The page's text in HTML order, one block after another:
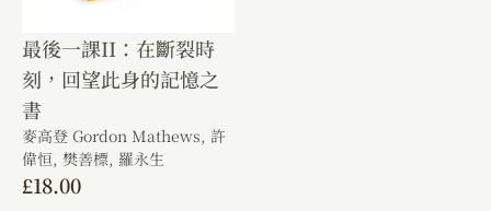
最後一課II：在斷裂時
刻，回望此身的記憶之
書
麥高登 Gordon Mathews, 許
偉恒, 樊善標, 羅永生
£18.00